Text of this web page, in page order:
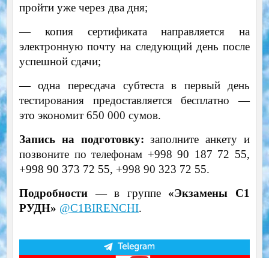
пройти уже через два дня;
— копия сертификата направляется на
электронную почту на следующий день после
успешной сдачи;
— одна пересдача субтеста в первый день
тестирования предоставляется бесплатно —
это экономит 650 000 сумов.
Запись на подготовку: заполните анкету и
позвоните по телефонам +998 90 187 72 55,
+998 90 373 72 55, +998 90 323 72 55.
Подробности— в группе «Экзамены С1
РУДН» @C1BIRENCHI.